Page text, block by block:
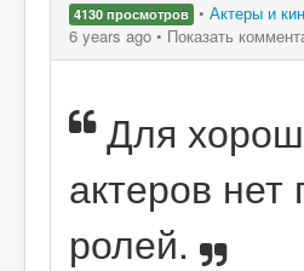
Популярные цитаты
Поиск
4130 просмотров • Актеры и
6 years ago • Показать
Для
актеров нет
ролей.